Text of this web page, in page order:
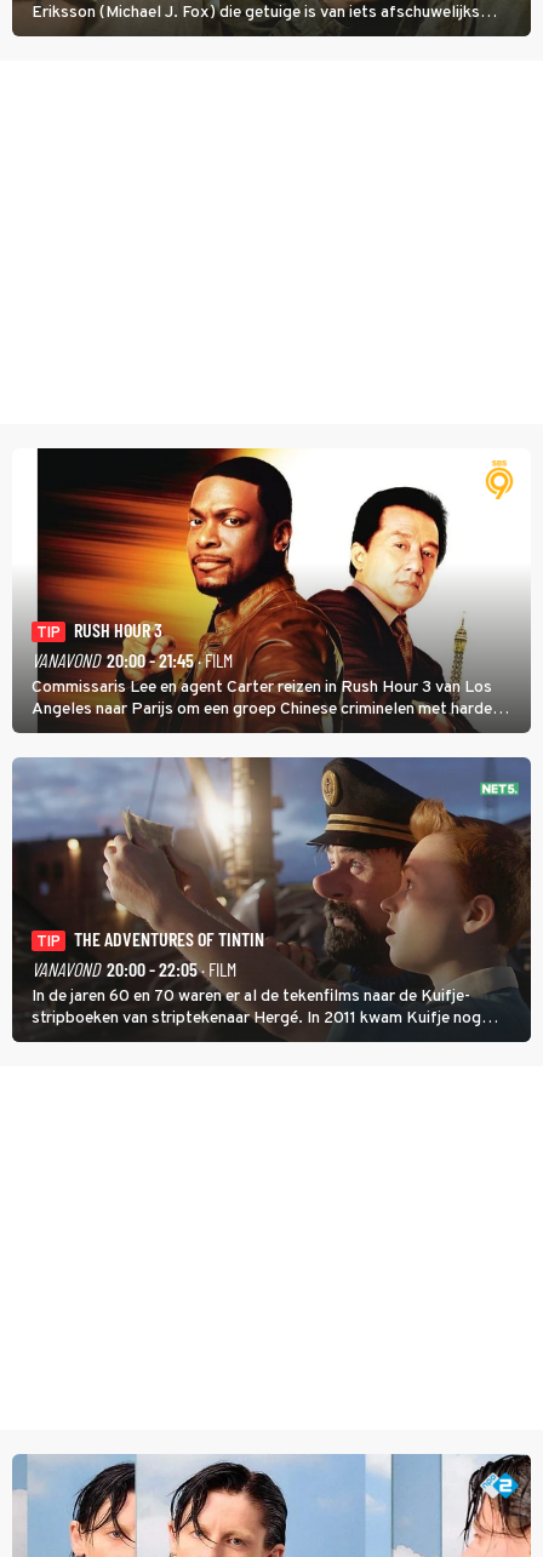
Eriksson (Michael J. Fox) die getuige is van iets afschuwelijks
tijdens de Vietnamoorlog. Hij besluit uit de school te klappen.
TIP
RUSH HOUR 3
VANAVOND 20:00 - 21:45· FILM
Commissaris Lee en agent Carter reizen in Rush Hour 3 van Los
Angeles naar Parijs om een groep Chinese criminelen met harde
hand aan te pakken.
TIP
THE ADVENTURES OF TINTIN
VANAVOND 20:00 - 22:05· FILM
In de jaren 60 en 70 waren er al de tekenfilms naar de Kuifje-
stripboeken van striptekenaar Hergé. In 2011 kwam Kuifje nog
meer tot leven in The Adventures of Tintin van Steven Spielberg.